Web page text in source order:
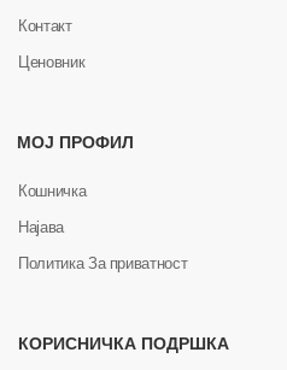
Контакт
Ценовник
МОЈ ПРОФИЛ
Кошничка
Најава
Политика За приватност
КОРИСНИЧКА ПОДРШКА